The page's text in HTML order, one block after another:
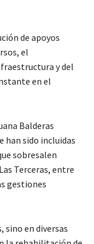
de apoyos
el
y del
en el
Balderas
han sido incluidas
sobresalen
Terceras, entre
gestiones
sino en diversas